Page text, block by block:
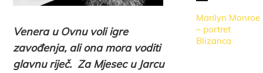
Venera u Ovnu voli igre
zavođenja, ali ona mora voditi
glavnu riječ. Za Mjesec u Jarcu
Marilyn Monroe
– portret
Blizanca